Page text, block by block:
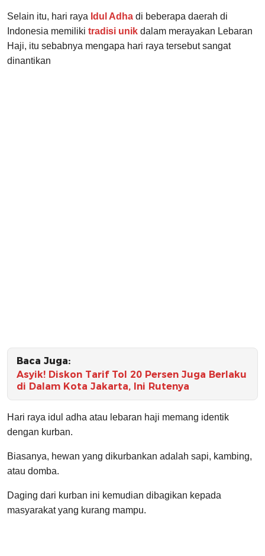
Selain itu, hari raya Idul Adha di beberapa daerah di
Indonesia memiliki tradisi unik dalam merayakan Lebaran
Haji, itu sebabnya mengapa hari raya tersebut sangat
dinantikan
Baca Juga:
Asyik! Diskon Tarif Tol 20 Persen Juga Berlaku
di Dalam Kota Jakarta, Ini Rutenya
Hari raya idul adha atau lebaran haji memang identik
dengan kurban.
Biasanya, hewan yang dikurbankan adalah sapi, kambing,
atau domba.
Daging dari kurban ini kemudian dibagikan kepada
masyarakat yang kurang mampu.